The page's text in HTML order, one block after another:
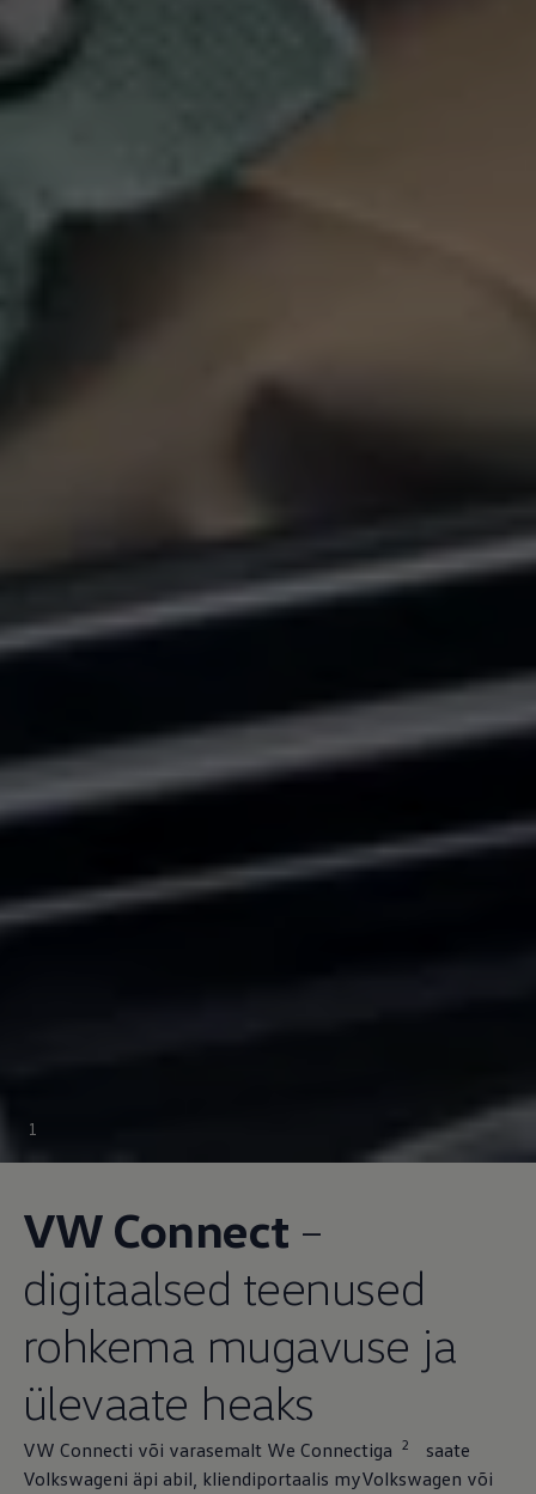
1
VW Connect –
digitaalsed teenused
rohkema mugavuse ja
ülevaate heaks
VW Connecti või varasemalt We Connectiga 2
saate
Volkswageni äpi abil, kliendiportaalis myVolkswagen või